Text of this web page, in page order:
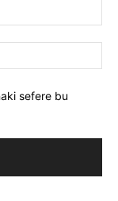
sefere bu